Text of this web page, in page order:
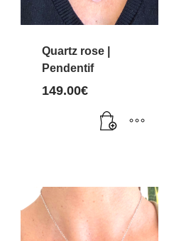
Quartz rose |
Pendentif
149.00€